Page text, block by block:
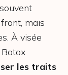
mais
À visée
les traits